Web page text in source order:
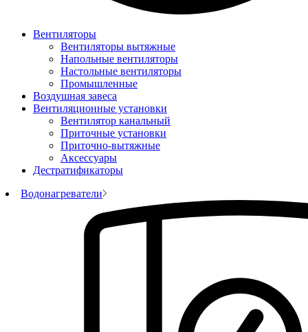
Вентиляторы
Вентиляторы вытяжные
Напольные вентиляторы
Настольные вентиляторы
Промышленные
Воздушная завеса
Вентиляционные установки
Вентилятор канальный
Приточные установки
Приточно-вытяжные
Аксессуары
Дестратификаторы
Водонагреватели